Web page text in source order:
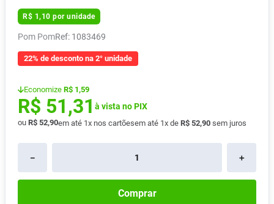
R$ 1 ,10 por unidade
Pom Pom : 1083469
22% de desconto na 2° unidade
Economize R$ 1,59
R$ 51,31 à vista no PIX
ou R$ 52,90em até 1x nos cartõesem até 1x de R$ 52,90 sem juros
＋
－
Comprar
8º Absorvente
9º Pampers Confort Sec